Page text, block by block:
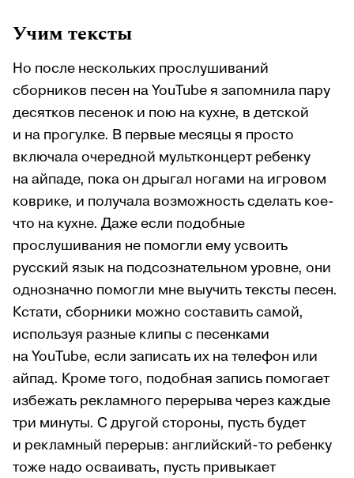
Учим тексты
Но после нескольких прослушиваний
сборников песен на YouTube я запомнила пару
десятков песенок и пою на кухне, в детской
и на прогулке. В первые месяцы я просто
включала очередной мультконцерт ребенку
на айпаде, пока он дрыгал ногами на игровом
коврике, и получала возможность сделать кое-
что на кухне. Даже если подобные
прослушивания не помогли ему усвоить
русский язык на подсознательном уровне, они
однозначно помогли мне выучить тексты песен.
Кстати, сборники можно составить самой,
используя разные клипы с песенками
на YouTube, если записать их на телефон или
айпад. Кроме того, подобная запись помогает
избежать рекламного перерыва через каждые
три минуты. С другой стороны, пусть будет
и рекламный перерыв: английский-то ребенку
тоже надо осваивать, пусть привыкает